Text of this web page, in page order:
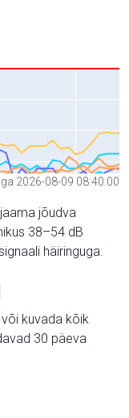
2026-08-09 08:40:00
jõudva
38–54 dB
häiringuga.
kuvada kõik
30 päeva